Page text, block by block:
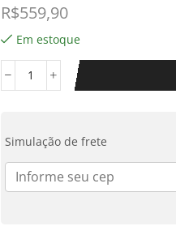
R$559,90
Em estoque
Simulação de frete